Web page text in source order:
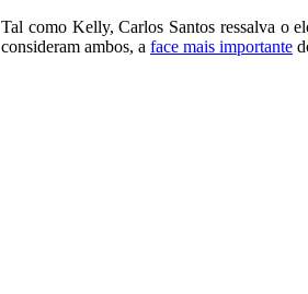
Tal como Kelly, Carlos Santos ressalva o
consideram ambos, a face mais importante